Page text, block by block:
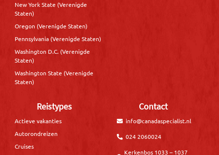
New York State (Verenigde
Staten)
Oregon (Verenigde Staten)
Pennsylvania (Verenigde Staten)
Washington D.C. (Verenigde
Staten)
Washington State (Verenigde
Staten)
Reistypes
Actieve vakanties
Autorondreizen
Cruises
Contact
info@canadaspecialist.nl
024 2060024
Kerkenbos 1033 – 1037